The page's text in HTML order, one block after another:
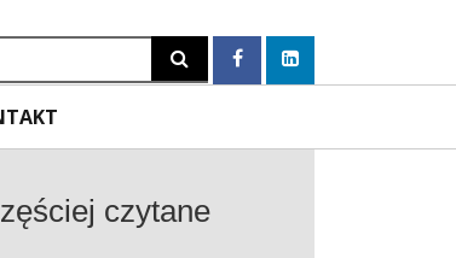
Szukaj
czytane